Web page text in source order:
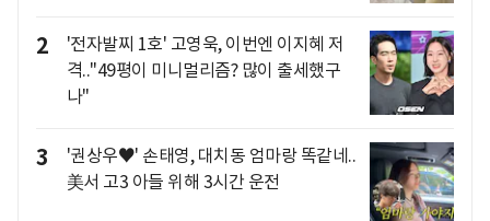
2
'전자발찌 1호' 고영욱, 이번엔 이지혜 저
격.."49평이 미니멀리즘? 많이 출세했구
나"
3
'권상우♥' 손태영, 대치동 엄마랑 똑같네..
美서 고3 아들 위해 3시간 운전